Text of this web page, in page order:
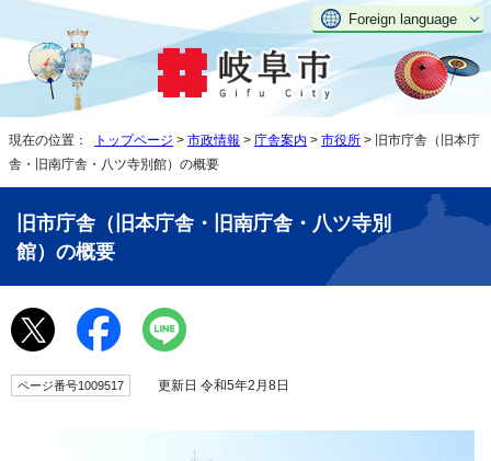
Foreign language
現在の位置： トップページ > 市政情報 > 庁舎案内 > 市役所 > 旧市庁舎（旧本庁
舎・旧南庁舎・八ツ寺別館）の概要
旧市庁舎（旧本庁舎・旧南庁舎・八ツ寺別
館）の概要
ページ番号1009517 更新日 令和5年2月8日